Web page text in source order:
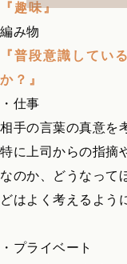
『趣味』
編み物
『普段意識してい
か？』
・仕事
相手の言葉の真意を
特に上司からの指摘
なのか、どうなって
どはよく考えるよう
・プライベート